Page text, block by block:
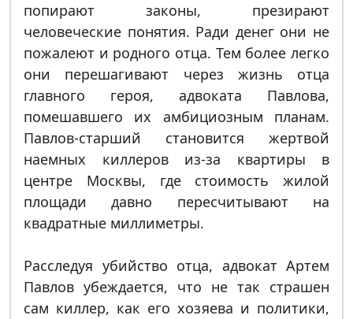
попирают законы, презирают
человеческие понятия. Ради денег они не
пожалеют и родного отца. Тем более легко
они перешагивают через жизнь отца
главного героя, адвоката Павлова,
помешавшего их амбициозным планам.
Павлов-старший становится жертвой
наемных киллеров из-за квартиры в
центре Москвы, где стоимость жилой
площади давно пересчитывают на
квадратные миллиметры.
Расследуя убийство отца, адвокат Артем
Павлов убеждается, что не так страшен
сам киллер, как его хозяева и политики,